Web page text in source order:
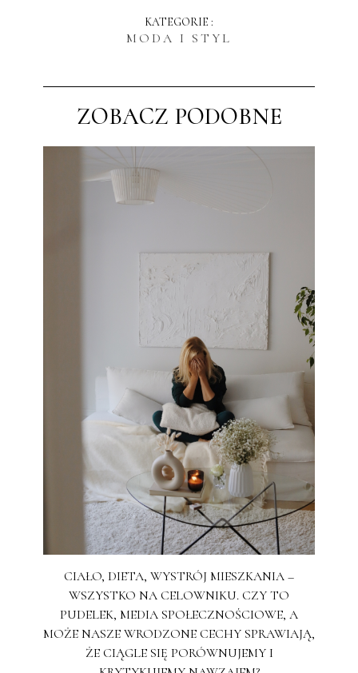
KATEGORIE :
MODA I STYL
ZOBACZ PODOBNE
CIAŁO, DIETA, WYSTRÓJ MIESZKANIA –
WSZYSTKO NA CELOWNIKU. CZY TO
PUDELEK, MEDIA SPOŁECZNOŚCIOWE, A
MOŻE NASZE WRODZONE CECHY SPRAWIAJĄ,
ŻE CIĄGLE SIĘ PORÓWNUJEMY I